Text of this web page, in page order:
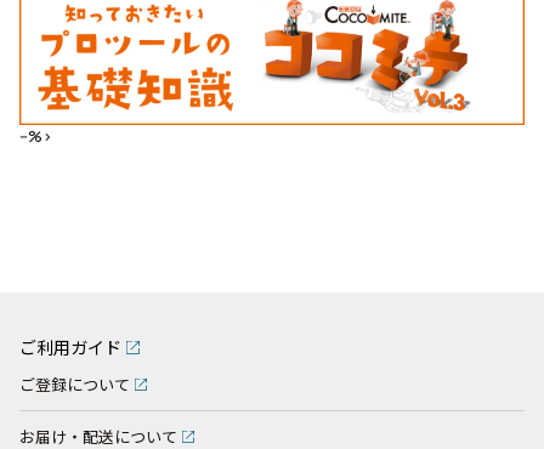
--%>
ご利用ガイド
ご登録について
お届け・配送について